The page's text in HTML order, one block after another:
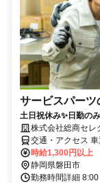
サービスパーツ
土日祝休み✨日勤の
株式会社総商セ
交通・アクセス 車
時給1,300円以上
静岡県磐田市
勤務時間詳細